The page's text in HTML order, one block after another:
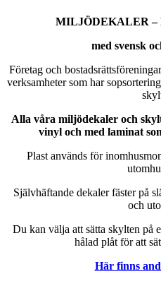
MILJÖDEKALER –
med svensk
Företag och
verksamheter som har
Alla våra miljödekaler och
vinyl och med laminat
Plast används för
Självhäftande dekaler fäster på
och
Du kan välja att sätta skylten på
hålad plåt för att
Här finns